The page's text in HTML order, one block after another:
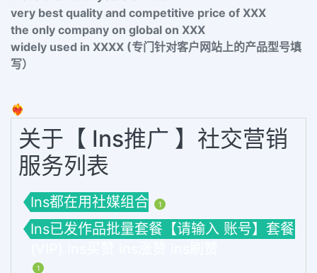
very best quality and competitive price of XXX
the only company on global on XXX
widely used in XXXX (专门针对客户网站上的产品型号填
写）
❤️‍🔥
关于【 Ins推广 】社交营销
服务列表
Ins都在用社媒组合 1
Ins已发作品批量套餐【请输入 账号】套餐
1